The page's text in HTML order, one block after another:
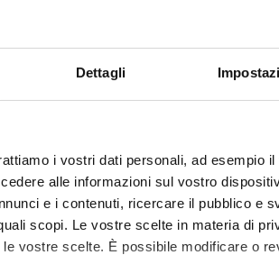
Dettagli
i vostri dati personali, ad esempio
alle informazioni sul vostro
e i contenuti, ricercare il pubblico e
scopi. Le vostre scelte in materia di
vostre scelte. È possibile modificare o